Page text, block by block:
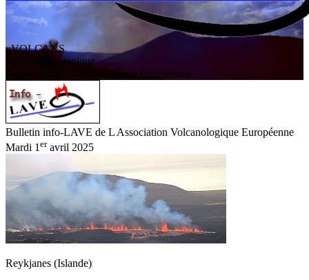
VOLCANS
/ Activité volcanique
ssociation V olcanologiqueEuropéenne
Bulletin info-LAVE de L Association Volcanologique Européenne
Mardi 1 eravril 2025
Reykjanes (Islande)